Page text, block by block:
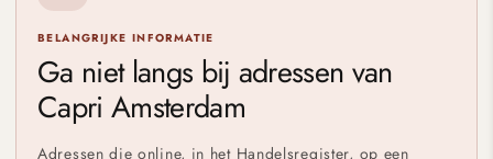
BELANGRIJKE INFORMATIE
Ga niet langs bij adressen van
Capri Amsterdam
Adressen die online, in het Handelsregister, op een